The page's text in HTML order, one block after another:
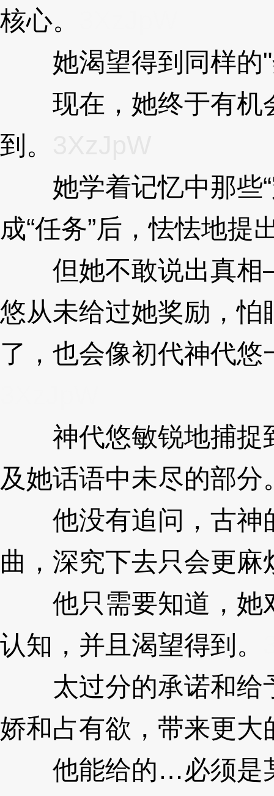
核心。
她渴望得到同样的"
现在，她终于有机
到。
她学着记忆中那些“
成“任务”后，怯怯地提
但她不敢说出真相
悠从未给过她奖励，怕
了，也会像初代神代
神代悠敏锐地捕捉
及她话语中未尽的部分
他没有追问，古神
曲，深究下去只会更麻
他只需要知道，她
认知，并且渴望得到。
太过分的承诺和给
娇和占有欲，带来更大
他能给的…必须是